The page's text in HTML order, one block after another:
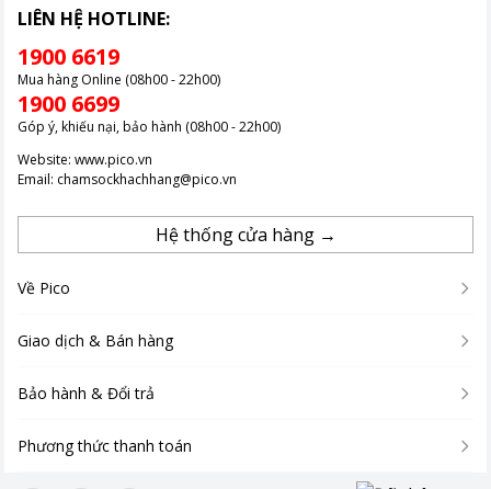
LIÊN HỆ HOTLINE:
1900 6619
Mua hàng Online (08h00 - 22h00)
1900 6699
Góp ý, khiếu nại, bảo hành (08h00 - 22h00)
Website: www.pico.vn
Email: chamsockhachhang@pico.vn
Hệ thống cửa hàng →
Về Pico
Giao dịch & Bán hàng
Bảo hành & Đổi trả
Phương thức thanh toán